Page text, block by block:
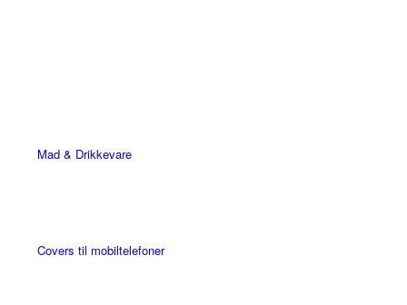
Mad & Drikkevare
Covers til mobiltelefoner